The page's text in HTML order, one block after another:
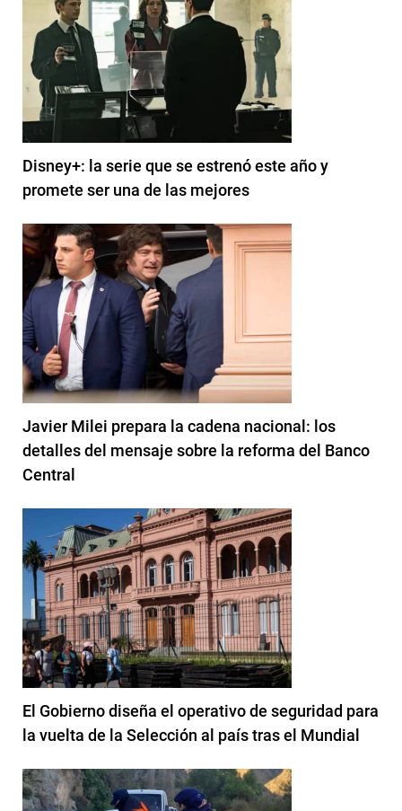
Disney+: la serie que se estrenó este año y
promete ser una de las mejores
Javier Milei prepara la cadena nacional: los
detalles del mensaje sobre la reforma del Banco
Central
El Gobierno diseña el operativo de seguridad para
la vuelta de la Selección al país tras el Mundial